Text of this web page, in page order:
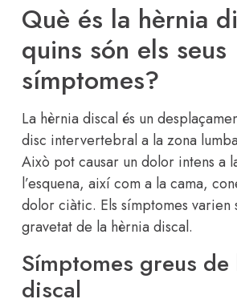
Què és la hèrnia
quins són els seus
símptomes?
La hèrnia discal és un
disc intervertebral a la zona
Això pot causar un dolor intens a
l’esquena, així com a la cama,
dolor ciàtic. Els símptomes varien
gravetat de la hèrnia discal.
Símptomes greus de
discal